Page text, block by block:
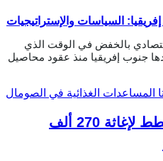
السياسات والإستراتيجيات
بالخفض في الوقت الذي
جنوب إفريقيا منذ عقود محاصيل
برنامج الأغذية العالمي يخطط لإغاثة 270 ألف